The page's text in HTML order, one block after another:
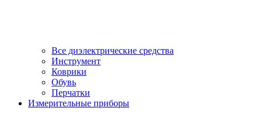
Все диэлектрические средства
Инструмент
Коврики
Обувь
Перчатки
Измерительные приборы